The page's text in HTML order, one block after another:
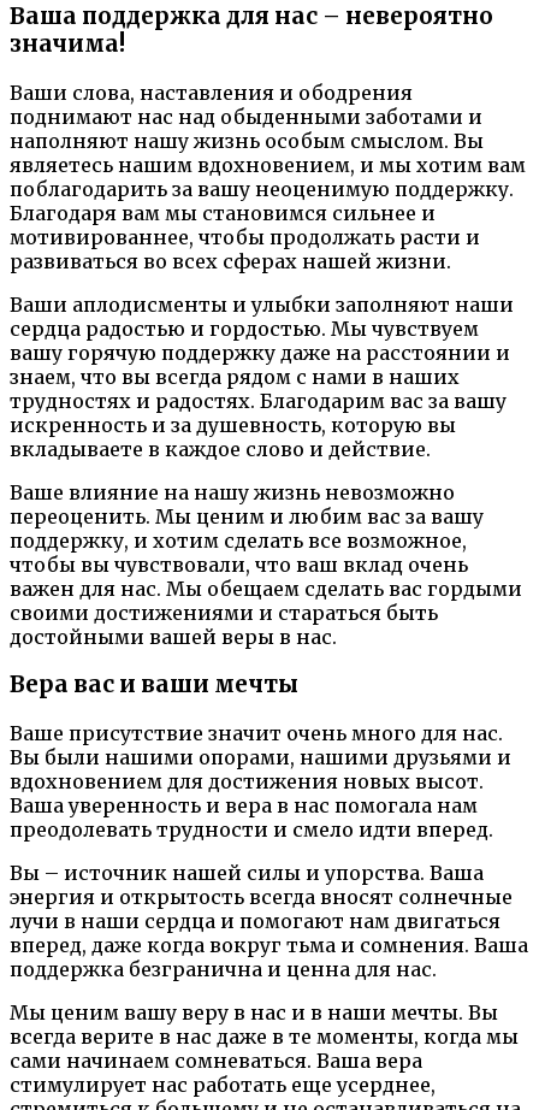
Ваша поддержка для нас – невероятно
значима!
Ваши слова, наставления и ободрения
поднимают нас над обыденными заботами и
наполняют нашу жизнь особым смыслом. Вы
являетесь нашим вдохновением, и мы хотим вам
поблагодарить за вашу неоценимую поддержку.
Благодаря вам мы становимся сильнее и
мотивированнее, чтобы продолжать расти и
развиваться во всех сферах нашей жизни.
Ваши аплодисменты и улыбки заполняют наши
сердца радостью и гордостью. Мы чувствуем
вашу горячую поддержку даже на расстоянии и
знаем, что вы всегда рядом с нами в наших
трудностях и радостях. Благодарим вас за вашу
искренность и за душевность, которую вы
вкладываете в каждое слово и действие.
Ваше влияние на нашу жизнь невозможно
переоценить. Мы ценим и любим вас за вашу
поддержку, и хотим сделать все возможное,
чтобы вы чувствовали, что ваш вклад очень
важен для нас. Мы обещаем сделать вас гордыми
своими достижениями и стараться быть
достойными вашей веры в нас.
Вера вас и ваши мечты
Ваше присутствие значит очень много для нас.
Вы были нашими опорами, нашими друзьями и
вдохновением для достижения новых высот.
Ваша уверенность и вера в нас помогала нам
преодолевать трудности и смело идти вперед.
Вы – источник нашей силы и упорства. Ваша
энергия и открытость всегда вносят солнечные
лучи в наши сердца и помогают нам двигаться
вперед, даже когда вокруг тьма и сомнения. Ваша
поддержка безгранична и ценна для нас.
Мы ценим вашу веру в нас и в наши мечты. Вы
всегда верите в нас даже в те моменты, когда мы
сами начинаем сомневаться. Ваша вера
стимулирует нас работать еще усерднее,